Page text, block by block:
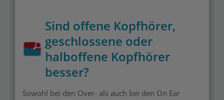
Sind offene Kopfhörer,
geschlossene oder
halboffene Kopfhörer
besser?
Sowohl bei den Over- als auch bei den On Ear